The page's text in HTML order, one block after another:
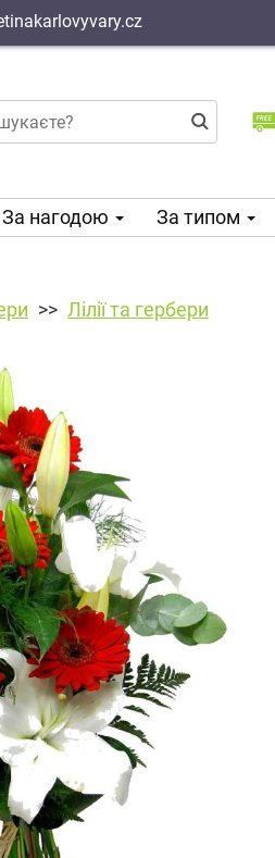
За нагодою За типом
Лілії та гербери